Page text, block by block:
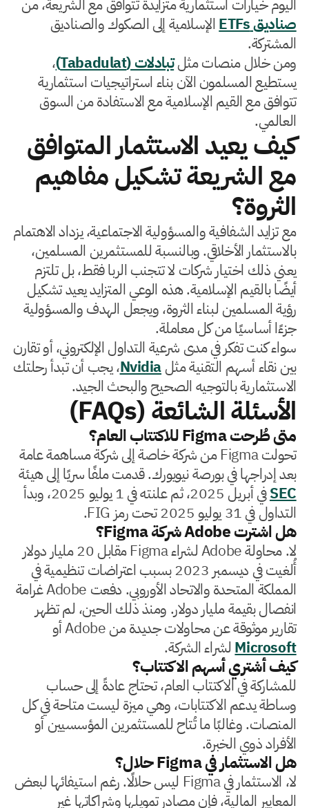
اليوم خيارات استثمارية متزايدة تتوافق مع الشريعة، من
صناديق ETFs
الإسلامية إلى الصكوك والصناديق
المشتركة.
ومن خلال منصات مثلتبادلات (Tabadulat)
،
يستطيع المسلمون الآن بناء استراتيجيات استثمارية
تتوافق مع القيم الإسلامية مع الاستفادة من السوق
العالمي.
كيف يعيد الاستثمار المتوافق
مع الشريعة تشكيل مفاهيم
الثروة؟
مع تزايد الشفافية والمسؤولية الاجتماعية، يزداد الاهتمام
بالاستثمار الأخلاقي. وبالنسبة للمستثمرين المسلمين،
يعني ذلك اختيار شركات لا تتجنب الربا فقط، بل تلتزم
أيضًا بالقيم الإسلامية. هذه الوعي المتزايد يعيد تشكيل
رؤية المسلمين لبناء الثروة، ويجعل الهدف والمسؤولية
جزءًا أساسيًا من كل معاملة.
سواء كنت تفكر في مدى شرعية التداول الإلكتروني، أو تقارن
بين نقاء أسهم التقنية مثلNvidia، يجب أن تبدأ رحلتك
الاستثمارية بالتوجيه الصحيح والبحث الجيد.
الأسئلة الشائعة (FAQs)
متى طُرحت Figma للاكتتاب العام؟
تحولت Figma من شركة خاصة إلى شركة مساهمة عامة
بعد إدراجها في بورصة نيويورك. قدمت ملفًا سريًا إلى هيئة
SEC
في أبريل 2025، ثم علنته في 1 يوليو 2025، وبدأ
التداول في 31 يوليو 2025 تحت رمز FIG.
هل اشترت Adobe شركة Figma؟
لا. محاولة Adobe لشراء Figma مقابل 20 مليار دولار
أُلغيت في ديسمبر 2023 بسبب اعتراضات تنظيمية في
المملكة المتحدة والاتحاد الأوروبي. دفعت Adobe غرامة
انفصال بقيمة مليار دولار. ومنذ ذلك الحين، لم تظهر
تقارير موثوقة عن محاولات جديدة من Adobe أو
Microsoft لشراء الشركة.
كيف أشتري أسهم الاكتتاب؟
للمشاركة في الاكتتاب العام، تحتاج عادةً إلى حساب
وساطة يدعم الاكتتابات، وهي ميزة ليست متاحة في كل
المنصات. وغالبًا ما تُتاح للمستثمرين المؤسسيين أو
الأفراد ذوي الخبرة.
هل الاستثمار في Figma حلال؟
لا، الاستثمار في Figma ليس حلالًا. رغم استيفائها لبعض
المعايير المالية، فإن مصادر تمويلها وشراكاتها غير